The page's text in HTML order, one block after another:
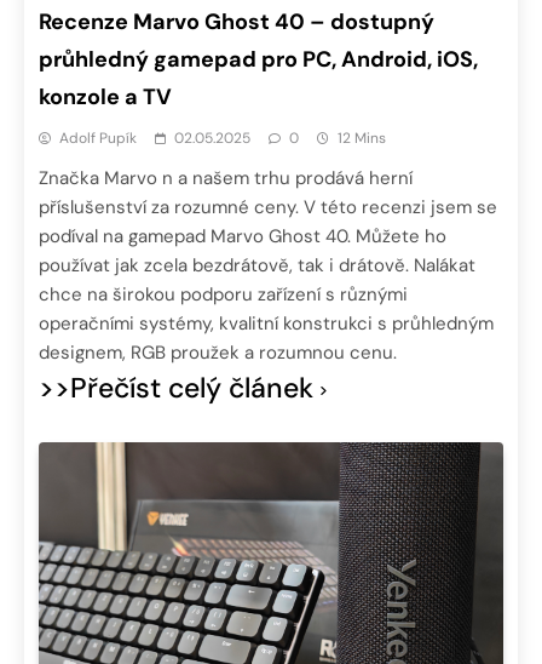
Recenze Marvo Ghost 40 – dostupný
průhledný gamepad pro PC, Android, iOS,
konzole a TV
Adolf Pupík 02.05.2025 0 12 Mins
Značka Marvo n a našem trhu prodává herní
příslušenství za rozumné ceny. V této recenzi jsem se
podíval na gamepad Marvo Ghost 40. Můžete ho
používat jak zcela bezdrátově, tak i drátově. Nalákat
chce na širokou podporu zařízení s různými
operačními systémy, kvalitní konstrukci s průhledným
designem, RGB proužek a rozumnou cenu.
>>Přečíst celý článek